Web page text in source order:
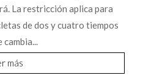
La restricción aplica para
de dos y cuatro tiempos
más